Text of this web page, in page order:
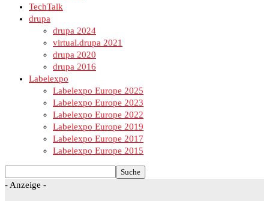
TechTalk
drupa
drupa 2024
virtual.drupa 2021
drupa 2020
drupa 2016
Labelexpo
Labelexpo Europe 2025
Labelexpo Europe 2023
Labelexpo Europe 2022
Labelexpo Europe 2019
Labelexpo Europe 2017
Labelexpo Europe 2015
- Anzeige -